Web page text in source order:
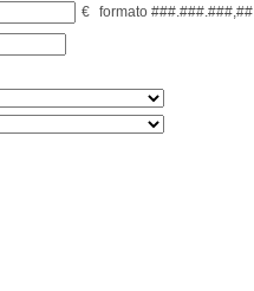
€ formato ###.###.###,##